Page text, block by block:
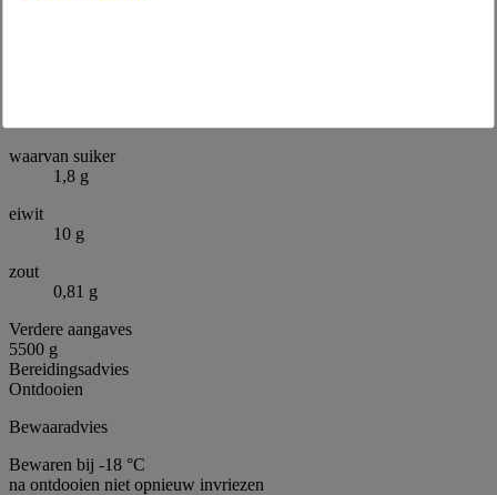
waarvan suiker
1,8 g
eiwit
10 g
zout
0,81 g
Verdere aangaves
5500 g
Bereidingsadvies
Ontdooien
Bewaaradvies
Bewaren bij -18 °C
na ontdooien niet opnieuw invriezen